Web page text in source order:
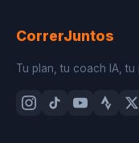
CorrerJuntos
Tu plan, tu coach IA,